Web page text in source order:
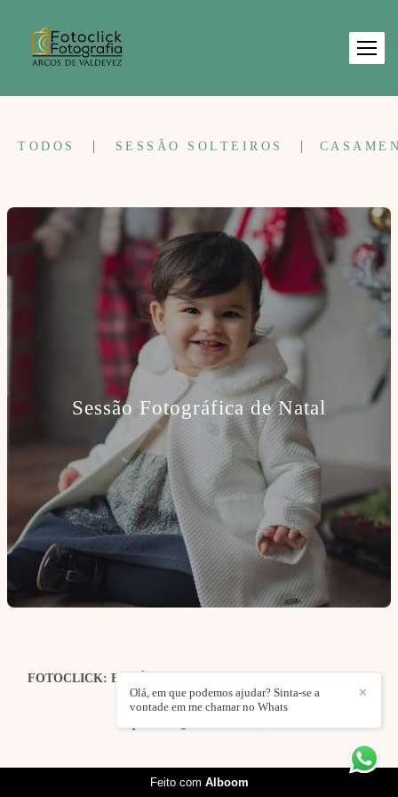
TODOS SESSÃO SOLTEIROS
Sessão Fotográfica de Natal
FOTOCLICK: FOTÓGRAFO DE CASAMENTOS | EVENTOS
| ESTÚDIO /CONTACTO ✕
Olá, em que podemos ajudar? Sinta-se a
vontade em me chamar no Whats
Feito com Alboom